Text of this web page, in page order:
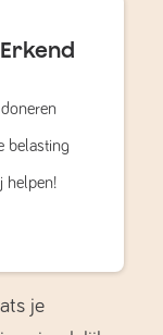
belasting
helpen!
je